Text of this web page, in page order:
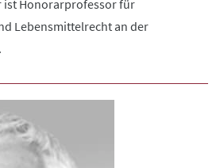
ist Honorarprofessor für
Lebensmittelrecht an der